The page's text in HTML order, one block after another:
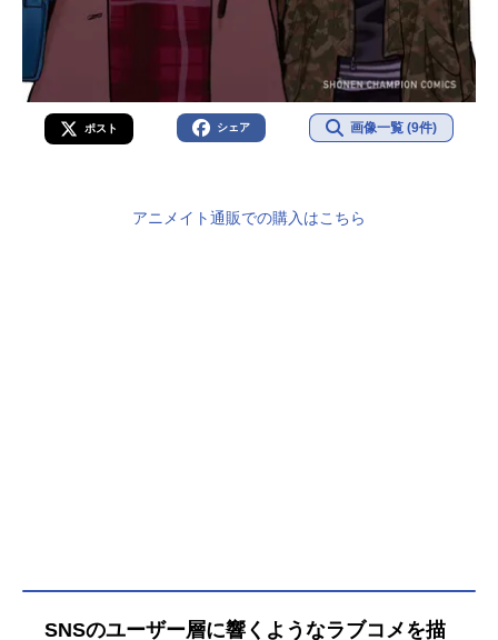
ポスト シェア 画像一覧 (9件)
アニメイト通販での購入はこちら
SNSのユーザー層に響くようなラブコメを描